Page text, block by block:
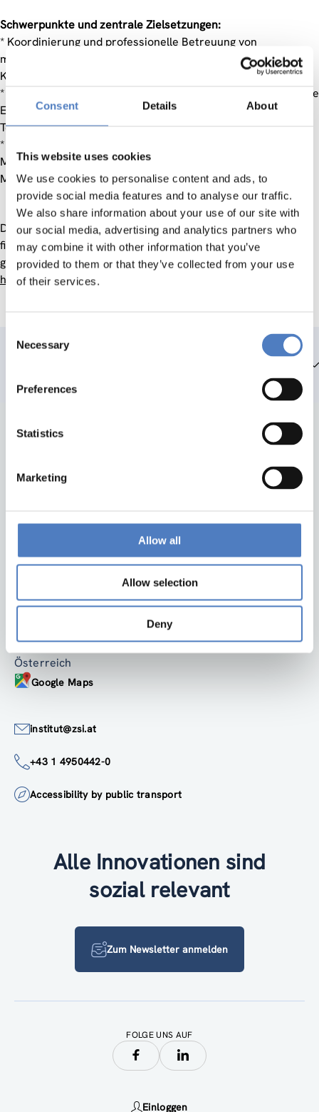
Consent Details About
This website uses cookies
We use cookies to personalise content and ads, to
provide social media features and to analyse our traffic.
We also share information about your use of our site with
our social media, advertising and analytics partners who
may combine it with other information that you’ve
provided to them or that they’ve collected from your use
of their services.
Selection
Necessary
Preferences
Statistics
Marketing
Allow all
Allow selection
Deny
Schwerpunkte und zentrale Zielsetzungen:
* Koordinierung und professionelle Betreuung von
multimedialen Projekten und Beratung bei
Konzepterstellungen.
* Trend-Scouting: Beobachtung von Trends und konzeptionelle
Entwicklung von neuen Strategien im Bereich neuer
Technologien.
* Bildung und Kommunikation: Förderung der
Medienkompetenz der MitarbeiterInnen und
MultiplikatorInnen in der außerschulischen Jugendarbeit.
Das Projekt wurde und wird von der Stadt Wien, MA 13,
finanziert, und 2004 einem eigenen von der Stadt
gegründeten verein übertragen.
http://www.netbridge.at
Zurück nach oben
ZSI
ZSI - Zentrum für Soziale Innovation GmbH
1150 Wien
Österreich
Google Maps
institut@zsi.at
+43 1 4950442-0
Accessibility by public transport
Alle Innovationen sind
sozial relevant
Zum Newsletter anmelden
FOLGE UNS AUF
Einloggen